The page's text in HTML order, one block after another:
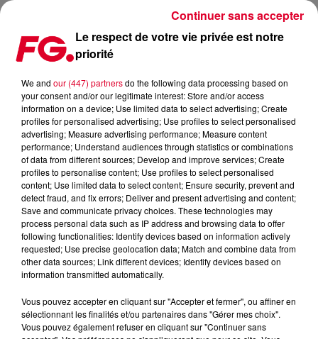
LA HOUSE MUSIC DE NEW-YORK BIENTÔT AU CŒUR D’UN
Publié : 27 avril 2023 à 8h37 par Antony HARARI
Le respect de votre vie privée est notre
priorité
We and our (447) partnersdo the following data processing based on
your consent and/or our legitimate interest: Store and/or access
information on a device; Use limited data to select advertising; Create
profiles for personalised advertising; Use profiles to select personalised
advertising; Measure advertising performance; Measure content
performance; Understand audiences through statistics or combinations
of data from different sources; Develop and improve services; Create
profiles to personalise content; Use profiles to select personalised
content; Use limited data to select content; Ensure security, prevent and
detect fraud, and fix errors; Deliver and present advertising and content;
Save and communicate privacy choices. These technologies may
process personal data such as IP address and browsing data to offer
following functionalities: Identify devices based on information actively
requested; Use precise geolocation data; Match and combine data from
other data sources; Link different devices; Identify devices based on
information transmitted automatically.
Vous pouvez accepter en cliquant sur "Accepter et fermer", ou affiner en
sélectionnant les finalités et/ou partenaires dans "Gérer mes choix".
Vous pouvez également refuser en cliquant sur "Continuer sans
Continuer sans accepter